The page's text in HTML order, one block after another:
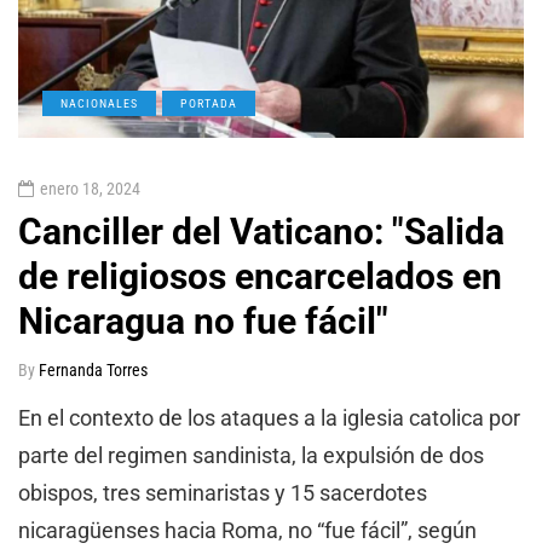
NACIONALES PORTADA
enero 18, 2024
Canciller del Vaticano: "Salida
de religiosos encarcelados en
Nicaragua no fue fácil"
By Fernanda Torres
En el contexto de los ataques a la iglesia catolica por
parte del regimen sandinista, la expulsión de dos
obispos, tres seminaristas y 15 sacerdotes
nicaragüenses hacia Roma, no “fue fácil”, según